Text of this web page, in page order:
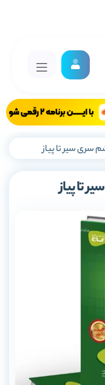
سری سیر تا پیاز
تا پیاز